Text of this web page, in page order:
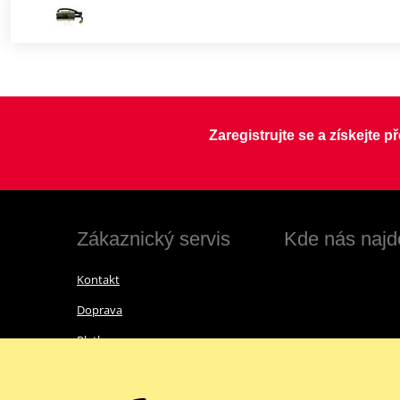
Zaregistrujte se a získejte
Zákaznický servis
Kontakt
Doprava
Platba
Kde nás